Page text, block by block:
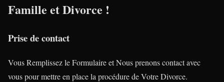
Famille etDivorce !
Prise de contact
Vous Remplissez le Formulaire et Nous prenons contact avec
vous pour mettre en place la procédure de Votre Divorce.